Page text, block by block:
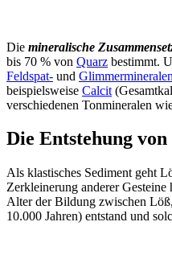
Die mineralische
bis 70 % von Quarz bestimmt.
Feldspat- und Glimmermineralen
beispielsweise Calcit
verschiedenen Tonmineralen
Die Entstehung
Als klastisches Sediment geht
Zerkleinerung anderer
Alter der Bildung zwischen
10.000 Jahren) entstand und